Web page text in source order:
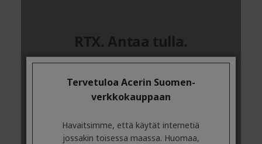
Tervetuloa Acerin Suomen-
verkkokauppaan
Havaitsimme, että käytät internetiä
jossakin toisessa maassa. Huomaa,